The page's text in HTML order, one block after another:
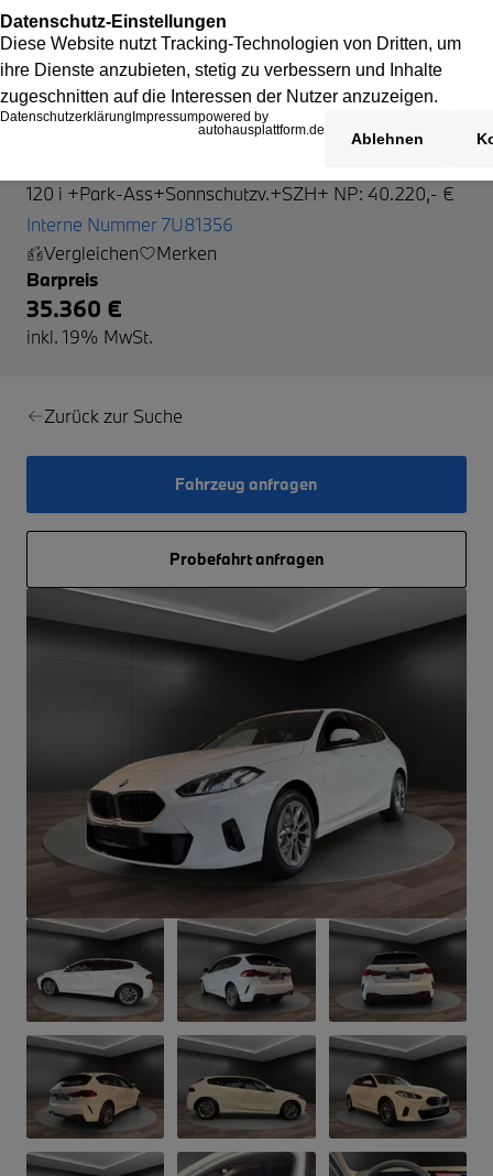
120 i +Park-Ass+Sonnschutzv.+SZH+ NP: 40.220,- €
Interne Nummer 7U81356
Vergleichen
Merken
Barpreis
35.360 €
inkl. 19% MwSt.
Zurück zur Suche
Fahrzeug anfragen
Probefahrt anfragen